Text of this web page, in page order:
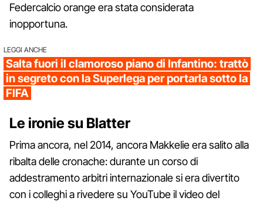
Federcalcio orange era stata considerata
inopportuna.
LEGGI ANCHE
Salta fuori il clamoroso piano di Infantino: trattò
in segreto con la Superlega per portarla sotto la
FIFA
Le ironie su Blatter
Prima ancora, nel 2014, ancora Makkelie era salito alla
ribalta delle cronache: durante un corso di
addestramento arbitri internazionale si era divertito
con i colleghi a rivedere su YouTube il video del